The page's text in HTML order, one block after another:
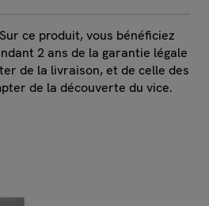
ce produit, vous bénéficiez
2 ans de la garantie légale
de la livraison, et de celle des
de la découverte du vice.